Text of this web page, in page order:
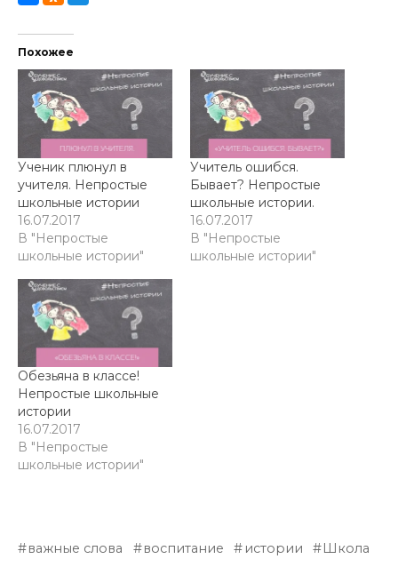
Похожее
Ученик плюнул в
учителя. Непростые
школьные истории
16.07.2017
В "Непростые
школьные истории"
Учитель ошибся.
Бывает? Непростые
школьные истории.
16.07.2017
В "Непростые
школьные истории"
Обезьяна в классе!
Непростые школьные
истории
16.07.2017
В "Непростые
школьные истории"
важные слова воспитание истории Школа